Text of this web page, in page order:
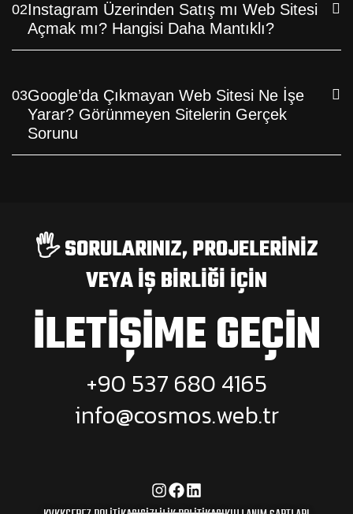
02Instagram Üzerinden Satış mı Web Sitesi
Açmak mı? Hangisi Daha Mantıklı?
03Google’da Çıkmayan Web Sitesi Ne İşe
Yarar? Görünmeyen Sitelerin Gerçek
Sorunu
🖐️ SORULARINIZ, PROJELERINIZ
VEYA IŞ BIRLIĞI IÇIN
İLETIŞIME GEÇIN
+90 537 680 4165
info@cosmos.web.tr